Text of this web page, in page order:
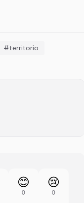
#territorio
😊
0
😢
0